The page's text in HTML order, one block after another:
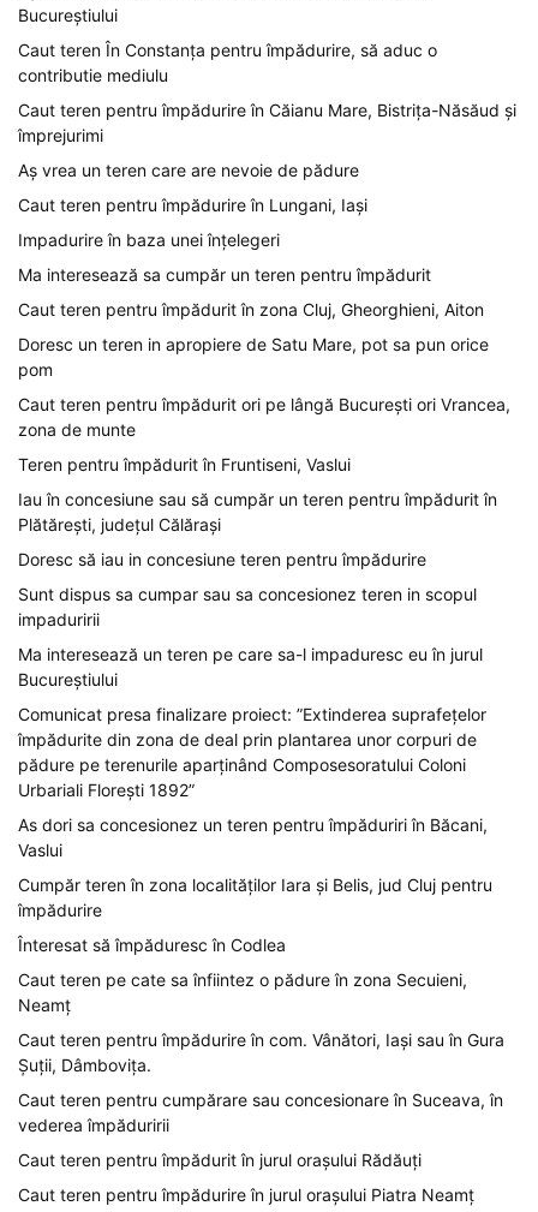
Bucureștiului
Caut teren În Constanța pentru împădurire, să aduc o
contributie mediulu
Caut teren pentru împădurire în Căianu Mare, Bistrița-Năsăud și
împrejurimi
Aș vrea un teren care are nevoie de pădure
Caut teren pentru împădurire în Lungani, Iași
Impadurire în baza unei înțelegeri
Ma interesează sa cumpăr un teren pentru împădurit
Caut teren pentru împădurit în zona Cluj, Gheorghieni, Aiton
Doresc un teren in apropiere de Satu Mare, pot sa pun orice
pom
Caut teren pentru împădurit ori pe lângă București ori Vrancea,
zona de munte
Teren pentru împădurit în Fruntiseni, Vaslui
Iau în concesiune sau să cumpăr un teren pentru împădurit în
Plătărești, județul Călărași
Doresc să iau in concesiune teren pentru împădurire
Sunt dispus sa cumpar sau sa concesionez teren in scopul
impaduririi
Ma interesează un teren pe care sa-l impaduresc eu în jurul
Bucureștiului
Comunicat presa finalizare proiect: ”Extinderea suprafețelor
împădurite din zona de deal prin plantarea unor corpuri de
pădure pe terenurile aparținând Composesoratului Coloni
Urbariali Florești 1892”
As dori sa concesionez un teren pentru împăduriri în Băcani,
Vaslui
Cumpăr teren în zona localităților Iara și Belis, jud Cluj pentru
împădurire
Înteresat să împăduresc în Codlea
Caut teren pe cate sa înfiintez o pădure în zona Secuieni,
Neamț
Caut teren pentru împădurire în com. Vânători, Iași sau în Gura
Șuții, Dâmbovița.
Caut teren pentru cumpărare sau concesionare în Suceava, în
vederea împăduririi
Caut teren pentru împădurit în jurul orașului Rădăuți
Caut teren pentru împădurire în jurul orașului Piatra Neamț